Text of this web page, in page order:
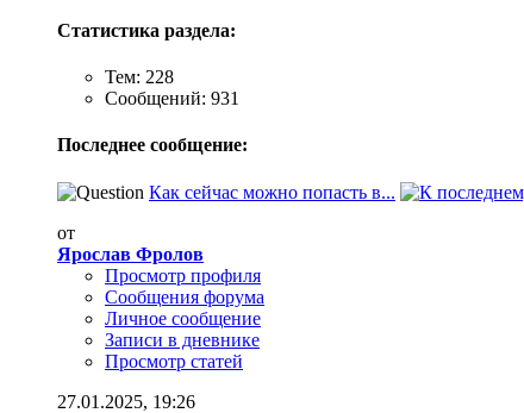
Статистика раздела:
Тем: 228
Сообщений: 931
Последнее сообщение:
Как сейчас можно попасть в...
от
Ярослав Фролов
Просмотр профиля
Сообщения форума
Личное сообщение
Записи в дневнике
Просмотр статей
27.01.2025, 19:26